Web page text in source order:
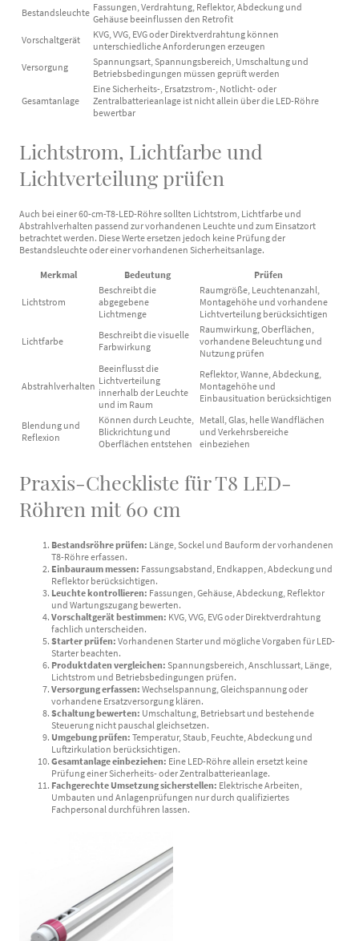
Bestandsleuchte Fassungen, Verdrahtung, Reflektor, Abdeckung und
Gehäuse beeinflussen den Retrofit
Vorschaltgerät
KVG, VVG, EVG oder Direktverdrahtung können
unterschiedliche Anforderungen erzeugen
Versorgung
Spannungsart, Spannungsbereich, Umschaltung und
Betriebsbedingungen müssen geprüft werden
Gesamtanlage
Eine Sicherheits-, Ersatzstrom-, Notlicht- oder
Zentralbatterieanlage ist nicht allein über die LED-Röhre
bewertbar
Lichtstrom, Lichtfarbe und
Lichtverteilung prüfen
Auch bei einer 60-cm-T8-LED-Röhre sollten Lichtstrom, Lichtfarbe und
Abstrahlverhalten passend zur vorhandenen Leuchte und zum Einsatzort
betrachtet werden. Diese Werte ersetzen jedoch keine Prüfung der
Bestandsleuchte oder einer vorhandenen Sicherheitsanlage.
Merkmal Bedeutung Prüfen
Lichtstrom
Beschreibt die
abgegebene
Lichtmenge
Raumgröße, Leuchtenanzahl,
Montagehöhe und vorhandene
Lichtverteilung berücksichtigen
Lichtfarbe
Beschreibt die visuelle
Farbwirkung
Raumwirkung, Oberflächen,
vorhandene Beleuchtung und
Nutzung prüfen
Abstrahlverhalten
Beeinflusst die
Lichtverteilung
innerhalb der Leuchte
und im Raum
Reflektor, Wanne, Abdeckung,
Montagehöhe und
Einbausituation berücksichtigen
Blendung und
Reflexion
Können durch Leuchte,
Blickrichtung und
Oberflächen entstehen
Metall, Glas, helle Wandflächen
und Verkehrsbereiche
einbeziehen
Praxis-Checkliste für T8 LED-
Röhren mit 60 cm
Bestandsröhre prüfen: Länge, Sockel und Bauform der vorhandenen
T8-Röhre erfassen.
Einbauraum messen: Fassungsabstand, Endkappen, Abdeckung und
Reflektor berücksichtigen.
Leuchte kontrollieren: Fassungen, Gehäuse, Abdeckung, Reflektor
und Wartungszugang bewerten.
Vorschaltgerät bestimmen: KVG, VVG, EVG oder Direktverdrahtung
fachlich unterscheiden.
Starter prüfen: Vorhandenen Starter und mögliche Vorgaben für LED-
Starter beachten.
Produktdaten vergleichen: Spannungsbereich, Anschlussart, Länge,
Lichtstrom und Betriebsbedingungen prüfen.
Versorgung erfassen: Wechselspannung, Gleichspannung oder
vorhandene Ersatzversorgung klären.
Schaltung bewerten: Umschaltung, Betriebsart und bestehende
Steuerung nicht pauschal gleichsetzen.
Umgebung prüfen: Temperatur, Staub, Feuchte, Abdeckung und
Luftzirkulation berücksichtigen.
Gesamtanlage einbeziehen: Eine LED-Röhre allein ersetzt keine
Prüfung einer Sicherheits- oder Zentralbatterieanlage.
Fachgerechte Umsetzung sicherstellen: Elektrische Arbeiten,
Umbauten und Anlagenprüfungen nur durch qualifiziertes
Fachpersonal durchführen lassen.